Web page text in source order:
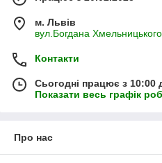
м. Львів
вул.Богдана
Контакти
Сьогодні працює з 10:00
Показати весь графік
Про нас